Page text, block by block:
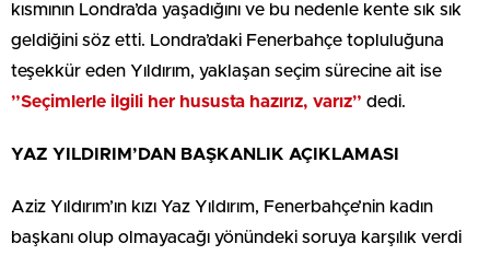
kısmının Londra’da yaşadığını ve bu nedenle kente sık sık
geldiğini söz etti. Londra’daki Fenerbahçe topluluğuna
teşekkür eden Yıldırım, yaklaşan seçim sürecine ait ise
”Seçimlerle ilgili her hususta hazırız, varız” dedi.
YAZ YILDIRIM’DAN BAŞKANLIK AÇIKLAMASI
Aziz Yıldırım’ın kızı Yaz Yıldırım, Fenerbahçe’nin kadın
başkanı olup olmayacağı yönündeki soruya karşılık verdi